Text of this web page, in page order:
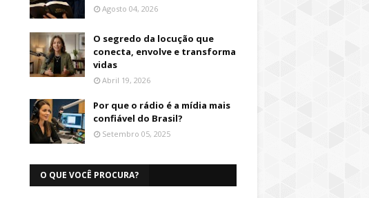
Agosto 04, 2026
O segredo da locução que
conecta, envolve e transforma
vidas
Abril 19, 2026
Por que o rádio é a mídia mais
confiável do Brasil?
Setembro 05, 2025
O QUE VOCÊ PROCURA?